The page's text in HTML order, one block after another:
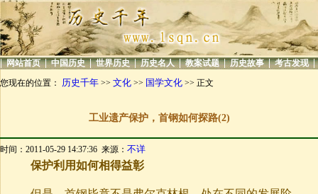
| 网站首页 | 中国历史 | 世界历史 | 历史名人 | 教案试题 | 历史故事 | 考古发现 |
您现在的位置： 历史千年 >> 文化 >> 国学文化 >> 正文
工业遗产保护，首钢如何探路(2)
时间：2011-05-29 14:37:36 来源： 不详
保护利用如何相得益彰